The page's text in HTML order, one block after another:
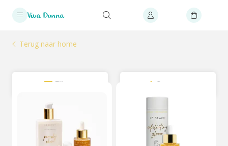
Terug naar home
Filter Sorteer